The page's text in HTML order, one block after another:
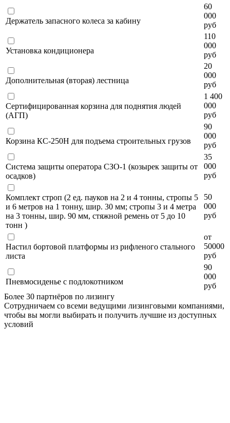
Держатель запасного колеса за кабину
60
000
руб
Установка кондиционера
110
000
руб
Дополнительная (вторая) лестница
20
000
руб
Сертифицированная корзина для поднятия людей
(АГП)
1 400
000
руб
Корзина КС-250Н для подъема строительных грузов
90
000
руб
Система защиты оператора СЗО-1 (козырек защиты от
осадков)
35
000
руб
Комплект строп (2 ед. пауков на 2 и 4 тонны, стропы 5
и 6 метров на 1 тонну, шир. 30 мм; стропы 3 и 4 метра
на 3 тонны, шир. 90 мм, стяжной ремень от 5 до 10
тонн )
50
000
руб
Настил бортовой платформы из рифленого стального
листа
от
50000
руб
Пневмосиденье с подлокотником
90
000
руб
Более 30 партнёров по лизингу
Сотрудничаем со всеми ведущими лизинговыми компаниями,
чтобы вы могли выбирать и получить лучшие из доступных
условий